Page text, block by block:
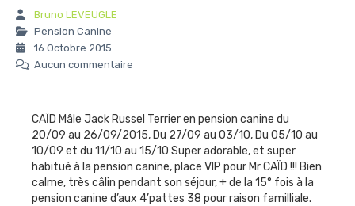
Bruno LEVEUGLE
Pension Canine
16 Octobre 2015
Aucun commentaire
CAÏD Mâle Jack Russel Terrier en pension canine du
20/09 au 26/09/2015, Du 27/09 au 03/10, Du 05/10 au
10/09 et du 11/10 au 15/10 Super adorable, et super
habitué à la pension canine, place VIP pour Mr CAÏD !!! Bien
calme, très câlin pendant son séjour, + de la 15° fois à la
pension canine d’aux 4’pattes 38 pour raison familliale.